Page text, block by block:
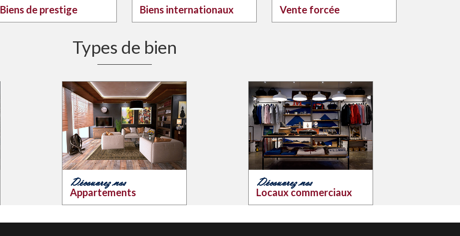
Biens de prestige Biens internationaux Vente forcée
Types de bien
Découvrez nos
Appartements
Découvrez nos
Locaux commerciaux